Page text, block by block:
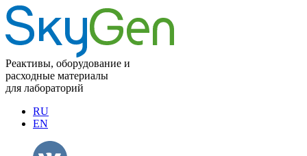
Реактивы, оборудование и
расходные материалы
для лабораторий
RU
EN